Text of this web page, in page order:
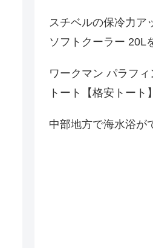
スチベルの保冷力
ソフトクーラー 20L
ワークマン パラフ
トート【格安トート】
中部地方で海水浴が